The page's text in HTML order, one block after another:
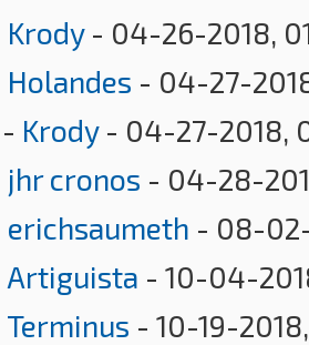
Krody- 04-26-2018,
Holandes - 04-27-
- Krody- 04-27-2018,
jhr cronos - 04-28-
erichsaumeth - 08-
Artiguista - 10-04-
Terminus - 10-19-